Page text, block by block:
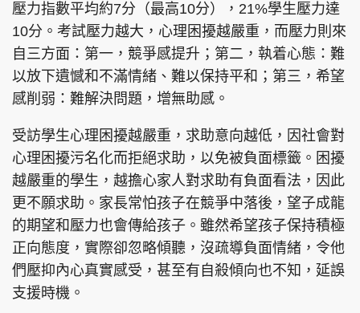
親子王 Oh!爸媽 JobMarket
頭條搵工 EDUPLUS
關於我們
聯絡我們
隱私政策聲明
使用條款
版權及免責聲明
Copyright © 東周網 版權所有 . 不得轉載
壓力指數平均約7分（最高10分），21%學生壓力達
10分。考試壓力越大，心理困擾越嚴重，而壓力則來
自三方面：第一，競爭感提升；第二，執着心態：難
以放下遺憾和不滿情緒、難以保持平和；第三，希望
感削弱：難解決問題，增無助感。
受訪學生心理困擾越嚴重，求助意向越低，因社會對
心理困擾污名化而拒絕求助，以免被負面標籤。困擾
越嚴重的學生，越擔心家人對求助有負面看法，因此
更不願求助。家長常怕孩子在競爭中落後，望子成龍
的期望和壓力也會傳給孩子。雖然希望孩子保持積極
正向態度，實際卻忽略傾聽，沒疏導負面情緒，令他
們壓抑內心真實感受，甚至有自殺傾向也不知，延誤
支援時機。